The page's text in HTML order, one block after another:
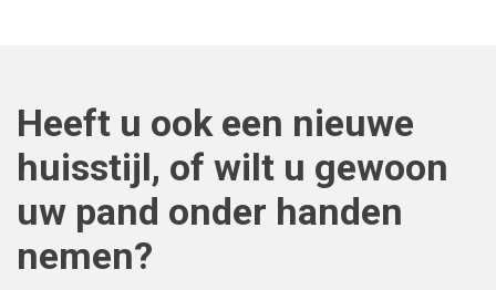
Heeft u ook een nieuwe
huisstijl, of wilt u gewoon
uw pand onder handen
nemen?